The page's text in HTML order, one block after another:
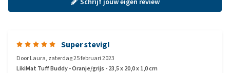
Super stevig!
DoorLaura, zaterdag 25 februari 2023
LikiMat Tuff Buddy - Oranje/grijs - 23,5 x 20,0 x 1,0 cm